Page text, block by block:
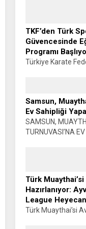
TKF’den Türk
Güvencesinde
Programı
Türkiye Karate
SİYAHKUŞAK
Manisa Celal
Samsun,
Ev Sahipliği
SAMSUN,
TURNUVASI’NA
Türk
Hazırlanıyor:
League
Türk Muaythai’si